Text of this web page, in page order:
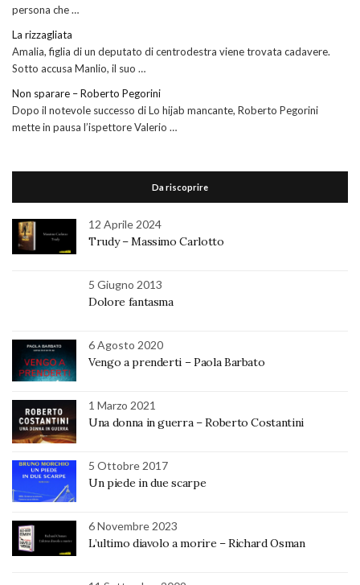
persona che …
La rizzagliata
Amalia, figlia di un deputato di centrodestra viene trovata cadavere.
Sotto accusa Manlio, il suo …
Non sparare – Roberto Pegorini
Dopo il notevole successo di Lo hijab mancante, Roberto Pegorini
mette in pausa l’ispettore Valerio …
Da riscoprire
12 Aprile 2024
Trudy – Massimo Carlotto
5 Giugno 2013
Dolore fantasma
6 Agosto 2020
Vengo a prenderti – Paola Barbato
1 Marzo 2021
Una donna in guerra – Roberto Costantini
5 Ottobre 2017
Un piede in due scarpe
6 Novembre 2023
L’ultimo diavolo a morire – Richard Osman